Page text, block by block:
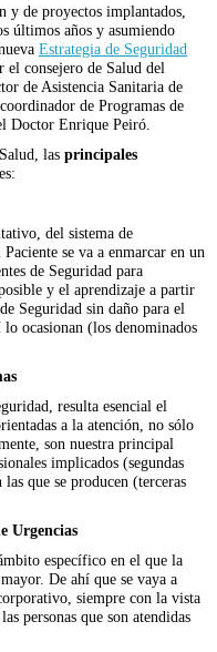
y de proyectos implantados,
últimos años y asumiendo
Estrategia de Seguridad
el consejero de Salud del
de Asistencia Sanitaria de
de Programas de
Doctor Enrique Peiró.
las principales
del sistema de
se va a enmarcar en un
de Seguridad para
y el aprendizaje a partir
Seguridad sin daño para el
ocasionan (los denominados
resulta esencial el
a la atención, no sólo
son nuestra principal
implicados (segundas
que se producen (terceras
Urgencias
específico en el que la
De ahí que se vaya a
siempre con la vista
personas que son atendidas